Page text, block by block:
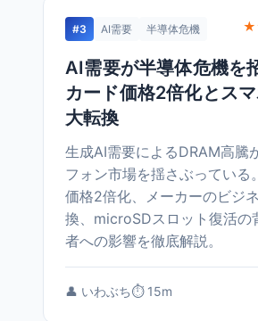
#3 AI需要 半導体危機
AI需要が半導体危機を
カード価格2倍化とス
大転換
生成AI需要によるDRAM高騰
フォン市場を揺さぶっている
価格2倍化、メーカーのビジ
換、microSDスロット復活の
者への影響を徹底解説。
👤 いわぶち⏱️ 15m